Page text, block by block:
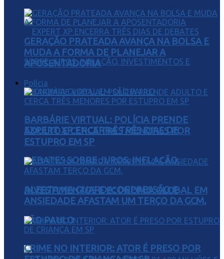
EXPERT XP ENCERRA TRÊS DIAS DE
DEBATES SOBRE JUROS, INFLAÇÃO,
INVESTIMENTOS E ECONOMIA GLOBAL EM
SÃO PAULO
GERAÇÃO PRATEADA AVANÇA NA BOLSA E
MUDA A FORMA DE PLANEJAR A
APOSENTADORIA
Polícia
BARBÁRIE VIRTUAL: POLÍCIA PRENDE
ADULTO E CERCA TRÊS MENORES POR
ESTUPRO EM SP
ALERTA NA GUARDA: DEPRESSÃO E
ANSIEDADE AFASTAM UM TERÇO DA GCM.
CRIME NO INTERIOR: ATOR É PRESO POR